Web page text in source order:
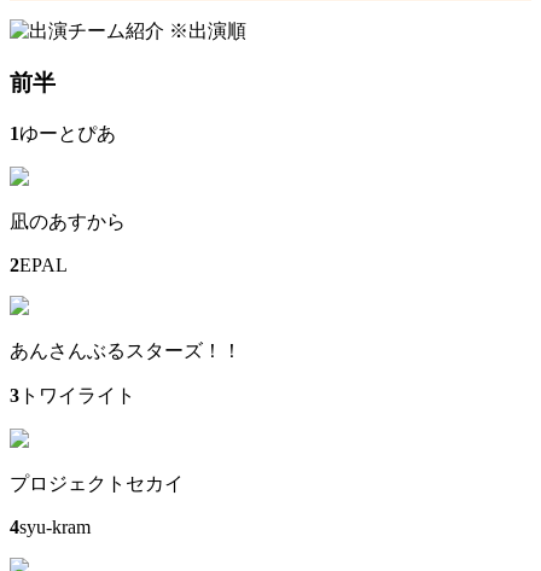
※出演順
前半
1ゆーとぴあ
凪のあすから
2EPAL
あんさんぶるスターズ！！
3 トワイライト
プロジェクトセカイ
4syu-kram